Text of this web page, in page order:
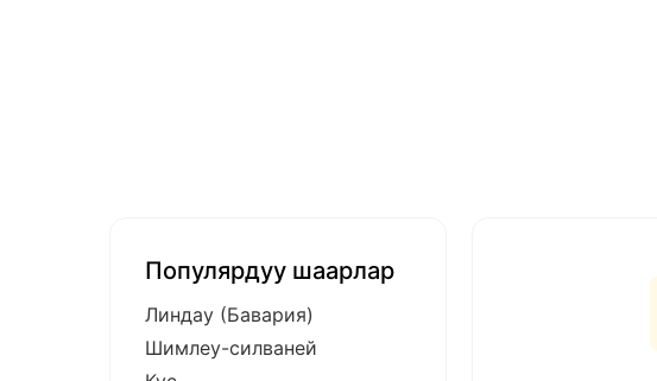
Популярдуу шаарлар
Линдау (Бавария)
Шимлеу-силваней